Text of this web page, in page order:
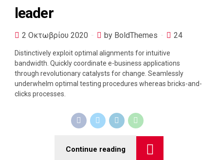
leader
2 Οκτωβρίου 2020 by BoldThemes 24
Distinctively exploit optimal alignments for intuitive
bandwidth. Quickly coordinate e-business applications
through revolutionary catalysts for change. Seamlessly
underwhelm optimal testing procedures whereas bricks-and-
clicks processes.
Continue reading